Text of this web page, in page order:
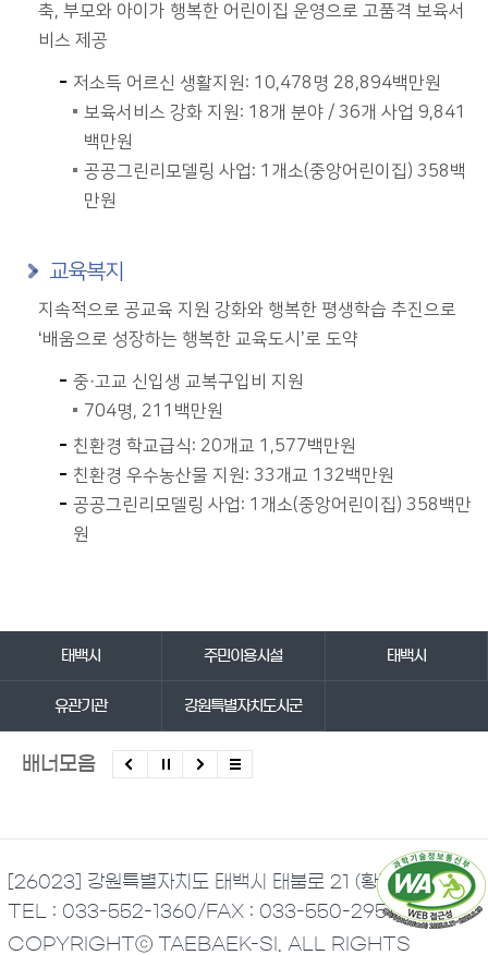
축, 부모와 아이가 행복한 어린이집 운영으로 고품격 보육서
비스 제공
저소득 어르신 생활지원: 10,478명 28,894백만원
보육서비스 강화 지원: 18개 분야 / 36개 사업 9,841
백만원
공공그린리모델링 사업: 1개소(중앙어린이집) 358백
만원
교육복지
지속적으로 공교육 지원 강화와 행복한 평생학습 추진으로
‘배움으로 성장하는 행복한 교육도시’로 도약
중·고교 신입생 교복구입비 지원
704명, 211백만원
친환경 학교급식: 20개교 1,577백만원
친환경 우수농산물 지원: 33개교 132백만원
공공그린리모델링 사업: 1개소(중앙어린이집) 358백만
원
태백시 주민이용시설 태백시
유관기관 강원특별자치도시군
배너모음
[26023] 강원특별자치도 태백시 태붐로 21 (황지동)
TEL : 033-552-1360/FAX : 033-550-2951
COPYRIGHTⓒ TAEBAEK-SI. ALL RIGHTS